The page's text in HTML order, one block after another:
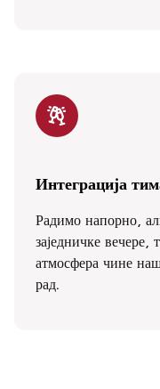
Интеграција
Радимо напорно,
заједничке вечере,
атмосфера чине
рад.